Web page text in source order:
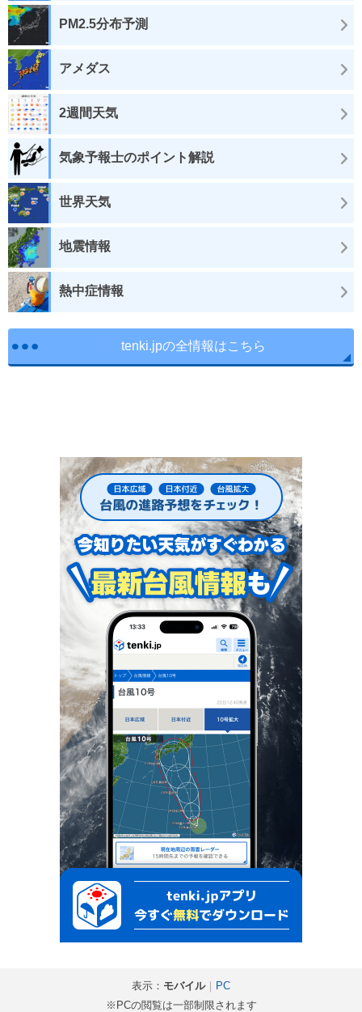
PM2.5分布予測
アメダス
2週間天気
気象予報士のポイント解説
世界天気
地震情報
熱中症情報
tenki.jpの全情報はこちら
表示： モバイル｜
PC
※PCの閲覧は一部制限されます